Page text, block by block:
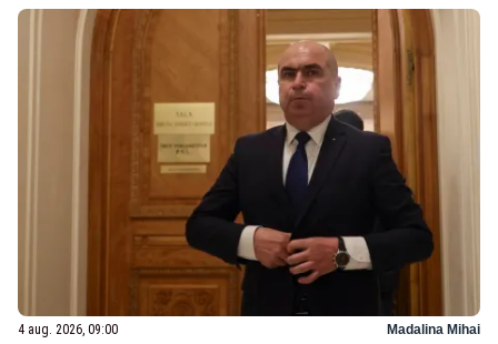
4 aug. 2026, 09:00 Madalina Mihai